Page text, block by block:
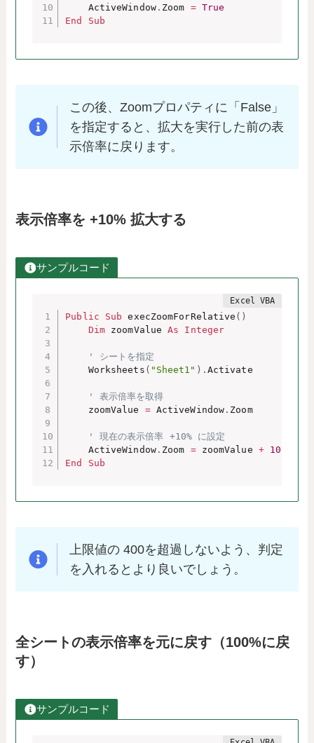
    ActiveWindow
. Zoom = True
End
Sub
この後、Zoomプロパティに「False」
を指定すると、拡大を実行した前の表
示倍率に戻ります。
表示倍率を +10% 拡大する
サンプルコード
Public Sub execZoomForRelative ( )
Dim zoomValue As Integer
' シートを指定
    Worksheets
( "Sheet1" ) . Activate
' 表示倍率を取得
    zoomValue
= ActiveWindow . Zoom
' 現在の表示倍率 +10% に設定
    ActiveWindow
. Zoom = zoomValue +
10
End
Sub
上限値の 400を超過しないよう、判定
を入れるとより良いでしょう。
全シートの表示倍率を元に戻す（100%に戻
す）
サンプルコード